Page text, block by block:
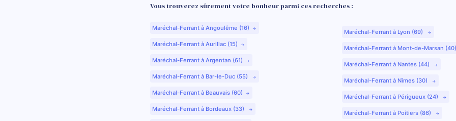
Vous trouverez sûrement votre bonheur parmi ces recherches :
Maréchal-Ferrant à Angoulême (16)
Maréchal-Ferrant à Aurillac (15)
Maréchal-Ferrant à Argentan (61)
Maréchal-Ferrant à Bar-le-Duc (55)
Maréchal-Ferrant à Beauvais (60)
Maréchal-Ferrant à Bordeaux (33)
Maréchal-Ferrant à Lyon (69)
Maréchal-Ferrant à Mont-de-Marsan
Maréchal-Ferrant à Nantes (44)
Maréchal-Ferrant à Nîmes (30)
Maréchal-Ferrant à Périgueux (24)
Maréchal-Ferrant à Poitiers (86)